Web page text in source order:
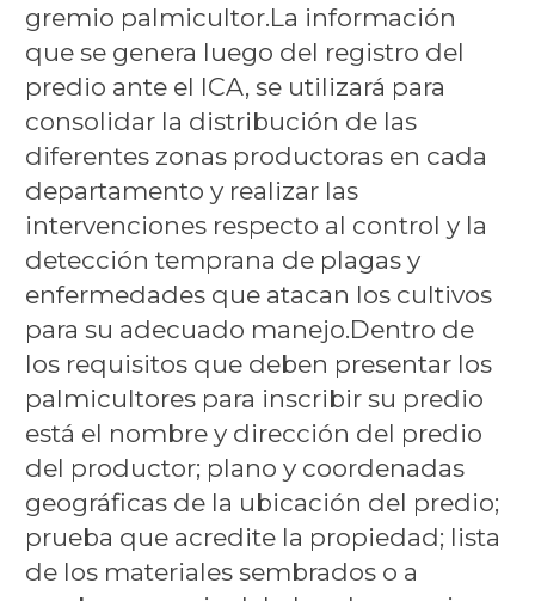
gremio palmicultor.La información
que se genera luego del registro del
predio ante el ICA, se utilizará para
consolidar la distribución de las
diferentes zonas productoras en cada
departamento y realizar las
intervenciones respecto al control y la
detección temprana de plagas y
enfermedades que atacan los cultivos
para su adecuado manejo.Dentro de
los requisitos que deben presentar los
palmicultores para inscribir su predio
está el nombre y dirección del predio
del productor; plano y coordenadas
geográficas de la ubicación del predio;
prueba que acredite la propiedad; lista
de los materiales sembrados o a